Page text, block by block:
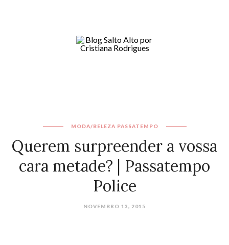
MODA/BELEZA PASSATEMPO
Querem surpreender a vossa
cara metade? | Passatempo
Police
NOVEMBRO 13, 2015